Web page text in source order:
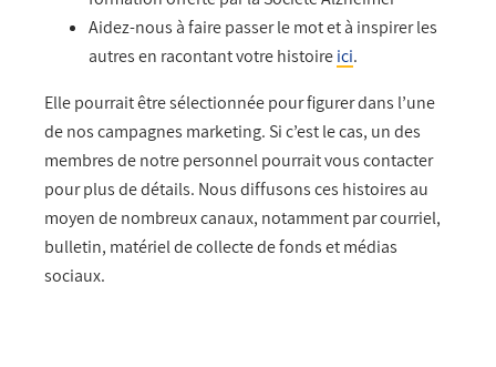
Aidez-nous à faire passer le mot et à inspirer les
autres en racontant votre histoireici.
Elle pourrait être sélectionnée pour figurer dans l’une
de nos campagnes marketing. Si c’est le cas, un des
membres de notre personnel pourrait vous contacter
pour plus de détails. Nous diffusons ces histoires au
moyen de nombreux canaux, notamment par courriel,
bulletin, matériel de collecte de fonds et médias
sociaux.